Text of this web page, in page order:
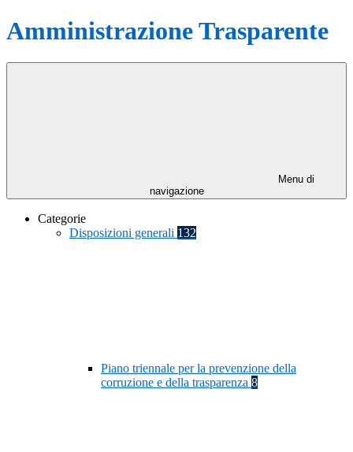
Amministrazione Trasparente
Menu di
navigazione
Categorie
Disposizioni generali 132
Piano triennale per la prevenzione della
corruzione e della trasparenza 8